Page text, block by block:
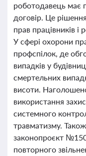
роботодавець має
договір. Це
прав працівників
У сфері охорони
профспілок, де
випадків у
смертельних
висоти.
використання
системного
травматизму.
законопроєкт
повторного